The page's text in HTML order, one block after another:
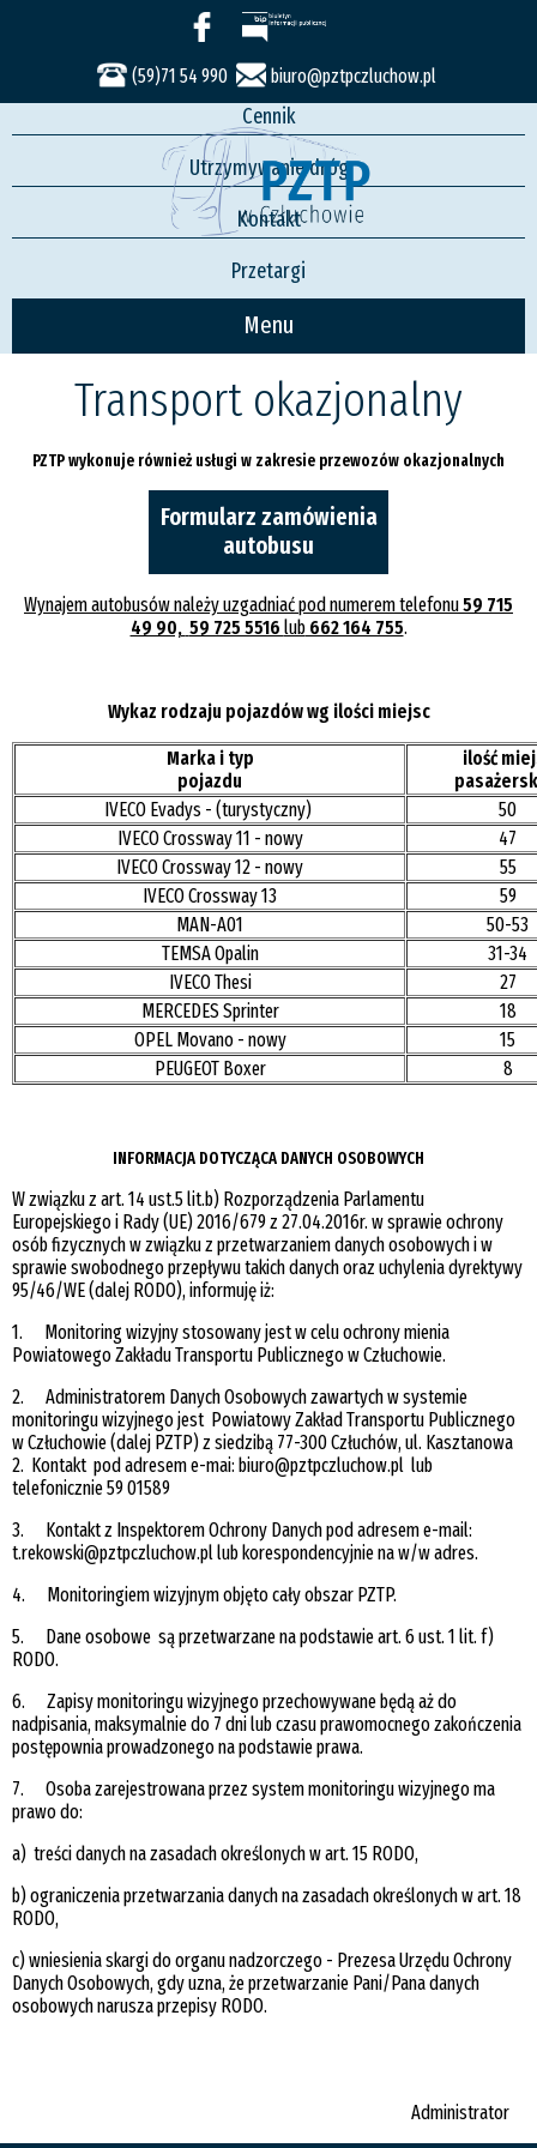
(59)71 54 990 biuro@pztpczluchow.pl
Menu
Usługi
Rozkład jazdy
Cennik
Utrzymywanie dróg
Kontakt
Przetargi
Transport okazjonalny
PZTP wykonuje również usługi w zakresie przewozów okazjonalnych
Formularz zamówienia
autobusu
Wynajem autobusów należy uzgadniać pod numerem telefonu59 715
49 90, 59 725 5516 lub662 164 755.
Wykaz rodzaju pojazdów wg ilości miejsc
Marka i typ
pojazdu
ilość
IVECO Evadys - (turystyczny)
50
IVECO Crossway 11 - nowy
47
IVECO Crossway 12 - nowy
55
IVECO Crossway 13
59
MAN-A01
50-53
TEMSA Opalin
31-34
IVECO Thesi
27
MERCEDES Sprinter
18
OPEL Movano - nowy
15
PEUGEOT Boxer
8
INFORMACJA DOTYCZĄCA DANYCH OSOBOWYCH
W związku z art. 14 ust.5 lit.b) Rozporządzenia Parlamentu
Europejskiego i Rady (UE) 2016/679 z 27.04.2016r. w sprawie ochrony
osób fizycznych w związku z przetwarzaniem danych osobowych i w
sprawie swobodnego przepływu takich danych oraz uchylenia dyrektywy
95/46/WE (dalej RODO), informuję iż:
1. Monitoring wizyjny stosowany jest w celu ochrony mienia
Powiatowego Zakładu Transportu Publicznego w Człuchowie.
2. Administratorem Danych Osobowych zawartych w systemie
monitoringu wizyjnego jest Powiatowy Zakład Transportu Publicznego
w Człuchowie (dalej PZTP) z siedzibą 77-300 Człuchów, ul. Kasztanowa
2. Kontakt pod adresem e-mai: biuro@pztpczluchow.pl lub
telefonicznie 59 01589
3. Kontakt z Inspektorem Ochrony Danych pod adresem e-mail:
t.rekowski@pztpczluchow.pl lub korespondencyjnie na w/w adres.
4. Monitoringiem wizyjnym objęto cały obszar PZTP.
5. Dane osobowe są przetwarzane na podstawie art. 6 ust. 1 lit. f)
RODO.
6. Zapisy monitoringu wizyjnego przechowywane będą aż do
nadpisania, maksymalnie do 7 dni lub czasu prawomocnego zakończenia
postępownia prowadzonego na podstawie prawa.
7. Osoba zarejestrowana przez system monitoringu wizyjnego ma
prawo do:
a) treści danych na zasadach określonych w art. 15 RODO,
b) ograniczenia przetwarzania danych na zasadach określonych w art. 18
RODO,
c) wniesienia skargi do organu nadzorczego - Prezesa Urzędu Ochrony
Danych Osobowych, gdy uzna, że przetwarzanie Pani/Pana danych
osobowych narusza przepisy RODO.
Administrator